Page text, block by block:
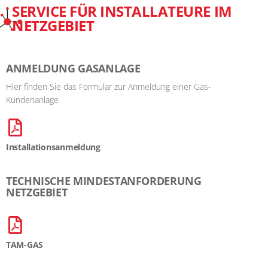
SERVICE FÜR INSTALLATEURE IM
NETZGEBIET
ANMELDUNG GASANLAGE
Hier finden Sie das Formular zur Anmeldung einer Gas-
Kundenanlage
Installationsanmeldung
TECHNISCHE MINDESTANFORDERUNG
NETZGEBIET
TAM-GAS